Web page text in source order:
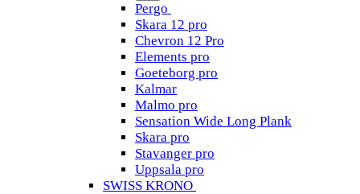
Pergo
Skara 12 pro
Chevron 12 Pro
Elements pro
Goeteborg pro
Kalmar
Malmo pro
Sensation Wide Long Plank
Skara pro
Stavanger pro
Uppsala pro
SWISS KRONO